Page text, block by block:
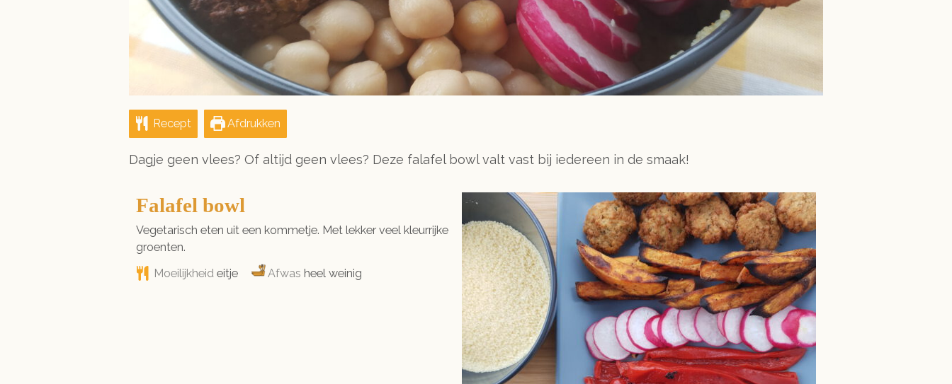
Recept Afdrukken
Dagje geen vlees? Of altijd geen vlees? Deze falafel bowl valt vast bij iedereen in de smaak!
Falafel bowl
Vegetarisch eten uit een kommetje. Met lekker veel kleurrijke
groenten.
Moeilijkheideitje Afwasheel weinig